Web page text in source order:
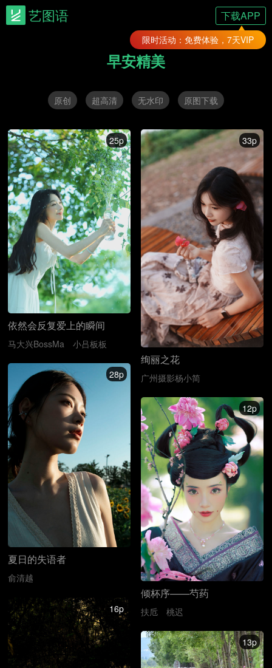
艺图语 下载APP
限时活动：免费体验，7天VIP
早安精美
原创 超高清 无水印 原图下载
25p
依然会反复爱上的瞬间
马大兴BossMa 小吕板板
33p
绚丽之花
广州摄影杨小简
28p
夏日的失语者
俞清越
12p
倾杯序——芍药
扶卮 桃迟
16p
13p